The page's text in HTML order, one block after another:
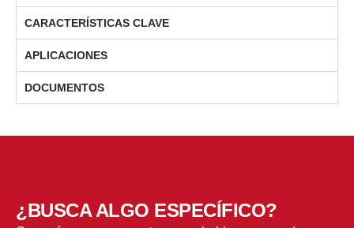
CARACTERÍSTICAS CLAVE
APLICACIONES
DOCUMENTOS
¿BUSCA ALGO ESPECÍFICO?